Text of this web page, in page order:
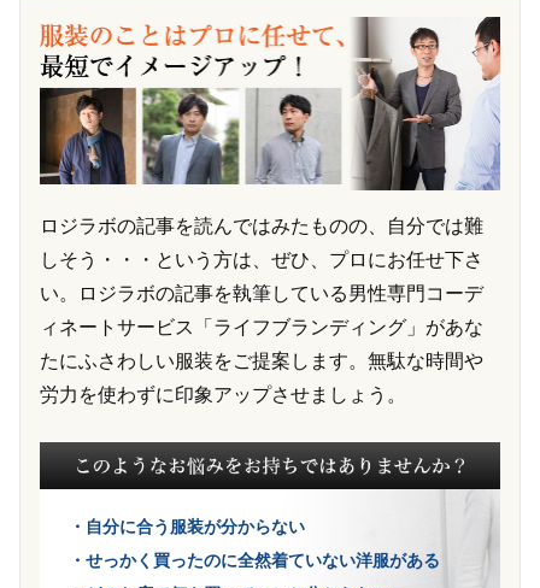
ロジラボの記事を読んではみたものの、自分では難
しそう・・・という方は、ぜひ、プロにお任せ下さ
い。ロジラボの記事を執筆している男性専門コーデ
ィネートサービス「ライフブランディング」があな
たにふさわしい服装をご提案します。無駄な時間や
労力を使わずに印象アップさせましょう。
・自分に合う服装が分からない
・せっかく買ったのに全然着ていない洋服がある